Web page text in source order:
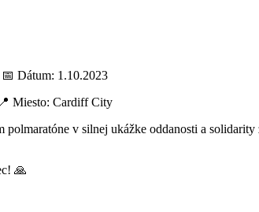
📅 Dátum: 1.10.2023
📍 Miesto: Cardiff City
v silnej ukážke oddanosti a
🙏